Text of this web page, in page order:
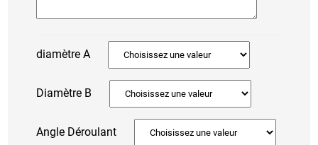
diamètre A
Diamètre B
Angle Déroulant